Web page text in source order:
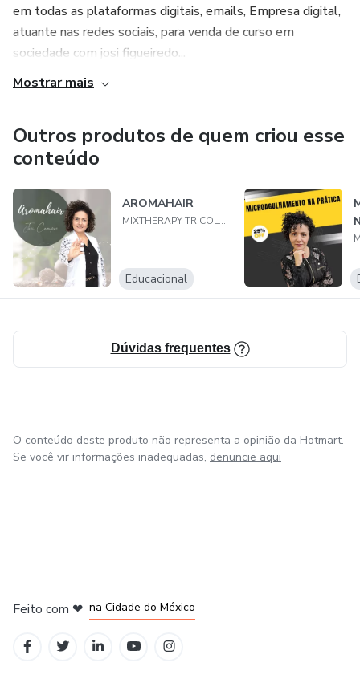
em todas as plataformas digitais, emails, Empresa digital,
atuante nas redes sociais, para venda de curso em
sociedade com josi figueiredo...
Mostrar mais
Outros produtos de quem criou esse
conteúdo
AROMAHAIR
MIXTHERAPY TRICOLOGIA INTEGRATIVA ACADEMY LTDA
Educacional
Dúvidas frequentes
O conteúdo deste produto não representa a opinião da Hotmart.
Se você vir informações inadequadas, denuncie aqui
Feito com ❤ na Cidade do México